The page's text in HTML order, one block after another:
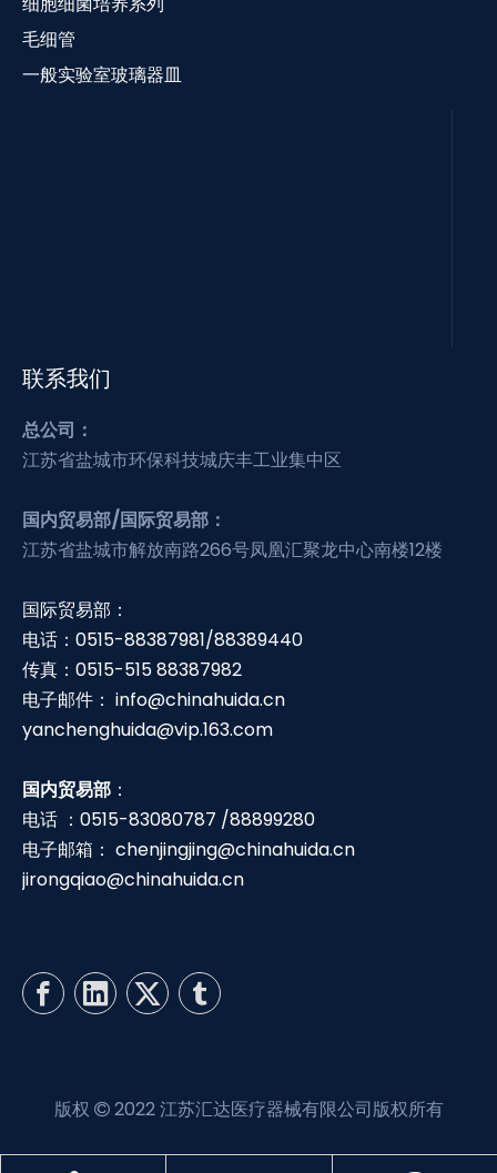
毛细管
一般实验室玻璃器皿
联系我们
总公司：
江苏省盐城市环保科技城庆丰工业集中区
国内贸易部/国际贸易部：
江苏省盐城市解放南路266号凤凰汇聚龙中心南楼12楼
国际贸易部：
电话：0515-88387981/88389440
传真：0515-515 88387982
电子邮件： info@chinahuida.cn
yanchenghuida@vip.163.com
国内贸易部 ：
电话 ：0515-83080787 /88899280
电子邮箱： chenjingjing@chinahuida.cn
jirongqiao@chinahuida.cn
版权 2022 江苏汇达医疗器械有限公司版权所有